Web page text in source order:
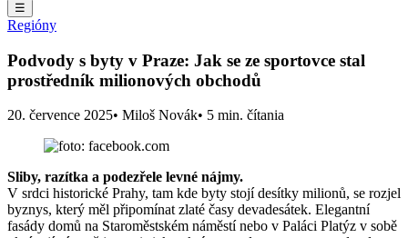
☰
Regióny
Podvody s byty v Praze: Jak se ze sportovce stal
prostředník milionových obchodů
20. července 2025• Miloš Novák• 5 min. čítania
Sliby, razítka a podezřele levné nájmy.
V srdci historické Prahy, tam kde byty stojí desítky milionů, se rozjel
byznys, který měl připomínat zlaté časy devadesátek. Elegantní
fasády domů na Staroměstském náměstí nebo v Paláci Platýz v sobě